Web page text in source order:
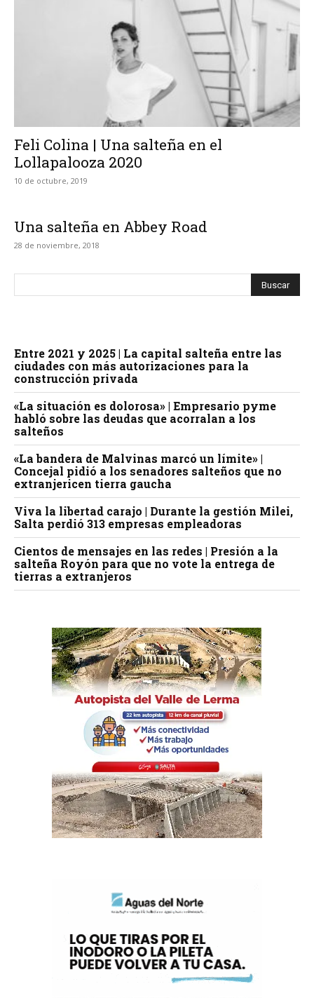
Feli Colina | Una salteña en el
Lollapalooza 2020
10 de octubre, 2019
Una salteña en Abbey Road
28 de noviembre, 2018
Entre 2021 y 2025 | La capital salteña entre las
ciudades con más autorizaciones para la
construcción privada
«La situación es dolorosa» | Empresario pyme
habló sobre las deudas que acorralan a los
salteños
«La bandera de Malvinas marcó un límite» |
Concejal pidió a los senadores salteños que no
extranjericen tierra gaucha
Viva la libertad carajo | Durante la gestión Milei,
Salta perdió 313 empresas empleadoras
Cientos de mensajes en las redes | Presión a la
salteña Royón para que no vote la entrega de
tierras a extranjeros